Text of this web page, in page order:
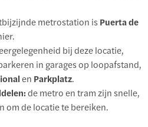
metrostation is Puerta de
bij deze locatie,
in garages op loopafstand,
en Parkplatz.
de metro en tram zijn snelle,
om de locatie te bereiken.